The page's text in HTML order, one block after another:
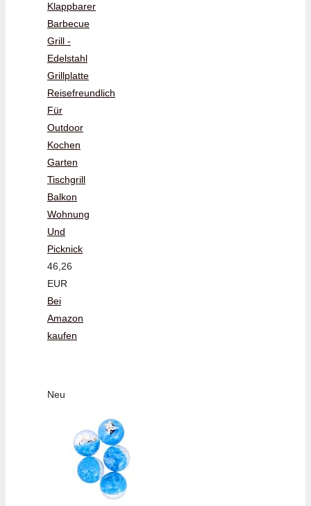
Klappbarer
Barbecue
Grill -
Edelstahl
Grillplatte
Reisefreundlich
Für
Outdoor
Kochen
Garten
Tischgrill
Balkon
Wohnung
Und
Picknick
46,26
EUR
Bei
Amazon
kaufen
Neu